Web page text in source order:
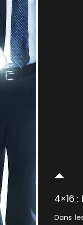
4×16
Dans